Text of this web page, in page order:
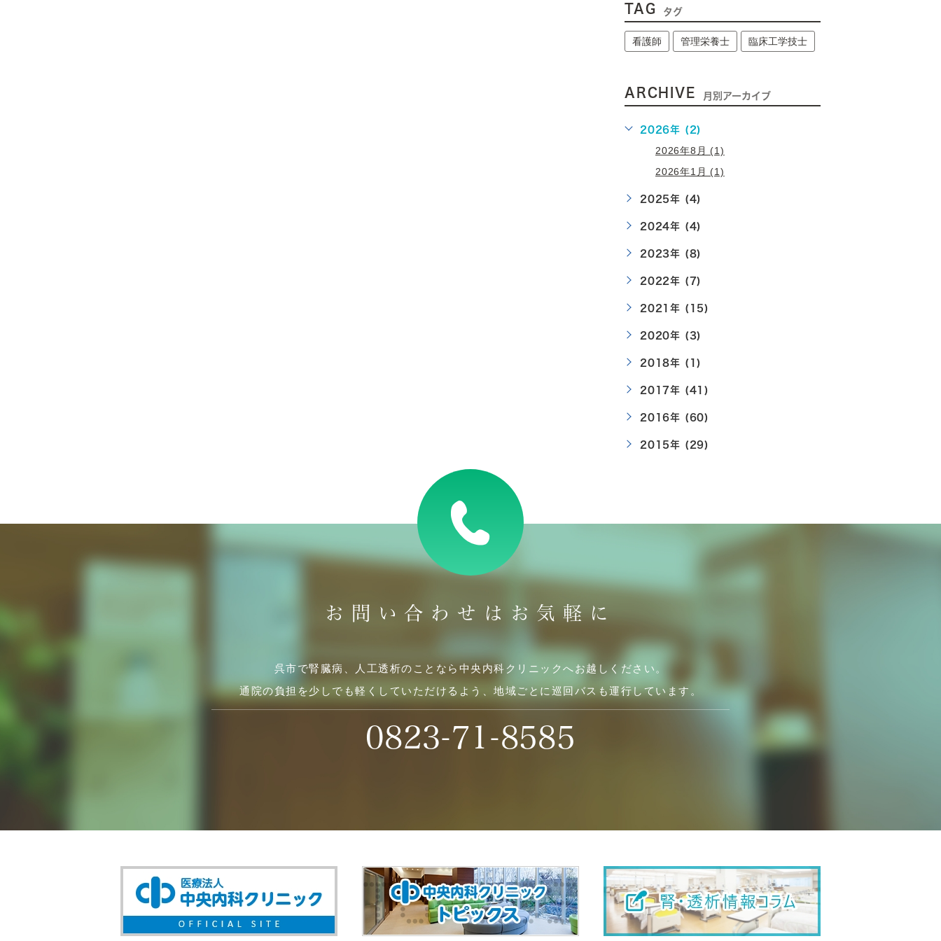
TAG タグ
看護師 管理栄養士 臨床工学技士
ARCHIVE 月別アーカイブ
2026年 (2)
2026年8月 (1)
2026年1月 (1)
2025年 (4)
2024年 (4)
2023年 (8)
2022年 (7)
2021年 (15)
2020年 (3)
2018年 (1)
2017年 (41)
2016年 (60)
2015年 (29)
お問い合わせはお気軽に
呉市で腎臓病、人工透析のことなら中央内科クリニックへお越しください。
通院の負担を少しでも軽くしていただけるよう、地域ごとに巡回バスも運行しています。
0823-71-8585